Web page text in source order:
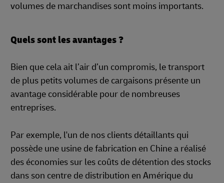
volumes de marchandises sont moins importants.
Quels sont les avantages ?
Bien que cela ait l’air d’un compromis, le transport
de plus petits volumes de cargaisons présente un
avantage considérable pour de nombreuses
entreprises.
Par exemple, l'un de nos clients détaillants qui
possède une usine de fabrication en Chine a réalisé
des économies sur les coûts de détention des stocks
dans son centre de distribution en Amérique du